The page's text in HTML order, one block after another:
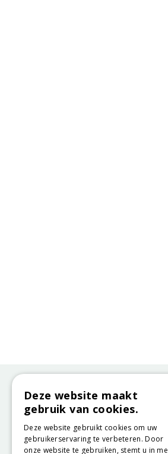
Onze
Ontvang
activiteiten!
We slaan uw
Deze website maakt
gebruik van cookies.
Deze website gebruikt cookies om uw
gebruikerservaring te verbeteren. Door
onze website te gebruiken, stemt u in